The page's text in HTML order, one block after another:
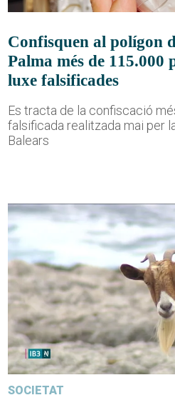
Confisquen al polígon
Palma més de 115.000
luxe falsificades
Es tracta de la confiscació
falsificada realitzada mai per
Balears
SOCIETAT